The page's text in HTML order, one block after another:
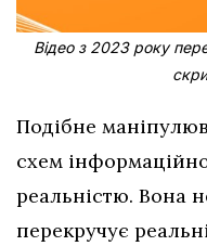
Відео з 2023 року
Подібне
схем
реальністю. Вона
перекручує